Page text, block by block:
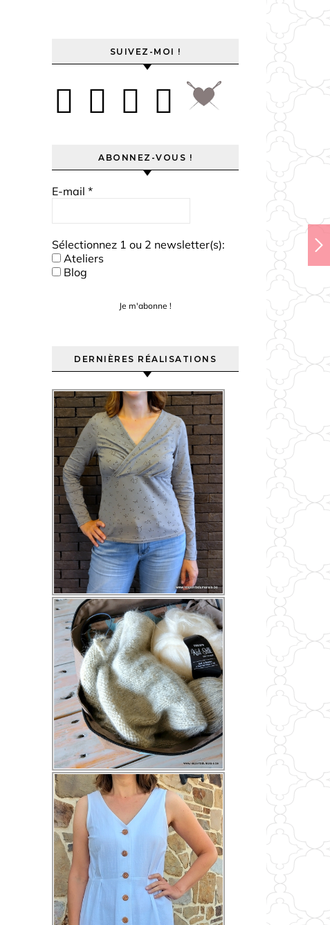
SUIVEZ-MOI !
ABONNEZ-VOUS !
E-mail *
Sélectionnez 1 ou 2 newsletter(s):
Ateliers
Blog
DERNIÈRES RÉALISATIONS